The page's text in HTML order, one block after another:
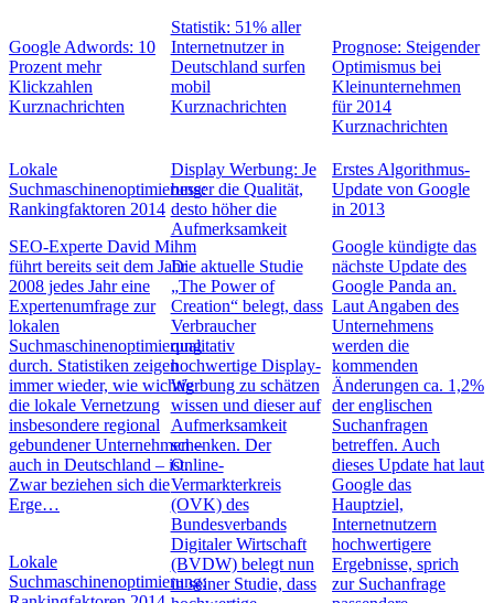
Google Adwords: 10
Prozent mehr
Klickzahlen
Kurznachrichten
Statistik: 51% aller
Internetnutzer in
Deutschland surfen
mobil
Kurznachrichten
Prognose: Steigender
Optimismus bei
Kleinunternehmen
für 2014
Kurznachrichten
Lokale
Suchmaschinenoptimierung:
Rankingfaktoren 2014
SEO-Experte David Mihm
führt bereits seit dem Jahr
2008 jedes Jahr eine
Expertenumfrage zur
lokalen
Suchmaschinenoptimierung
durch. Statistiken zeigen
immer wieder, wie wichtig
die lokale Vernetzung
insbesondere regional
gebundener Unternehmen –
auch in Deutschland – ist.
Zwar beziehen sich die
Erge…
Lokale
Suchmaschinenoptimierung:
Display Werbung: Je
besser die Qualität,
desto höher die
Aufmerksamkeit
Die aktuelle Studie
„The Power of
Creation“ belegt, dass
Verbraucher
qualitativ
hochwertige Display-
Werbung zu schätzen
wissen und dieser auf
Aufmerksamkeit
schenken. Der
Online-
Vermarkterkreis
(OVK) des
Bundesverbands
Digitaler Wirtschaft
(BVDW) belegt nun
in seiner Studie, dass
Erstes Algorithmus-
Update von Google
in 2013
Google kündigte das
nächste Update des
Google Panda an.
Laut Angaben des
Unternehmens
werden die
kommenden
Änderungen ca. 1,2%
der englischen
Suchanfragen
betreffen. Auch
dieses Update hat laut
Google das
Hauptziel,
Internetnutzern
hochwertigere
Ergebnisse, sprich
zur Suchanfrage